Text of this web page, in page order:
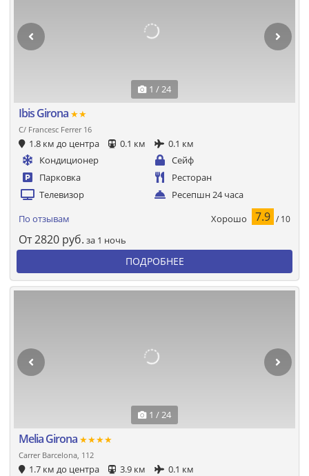
1 / 24
Ibis Girona ★★
C/ Francesc Ferrer 16
1.8 км до центра 0.1 км
0.1 км
Кондиционер
Сейф
Парковка
Ресторан
Телевизор
Ресепшн 24 часа
По отзывам Хорошо 7.9 / 10
От2820 руб. за 1 ночь
ПОДРОБНЕЕ
1 / 24
Melia Girona ★★★★
Carrer Barcelona, 112
1.7 км до центра 3.9 км
0.1 км